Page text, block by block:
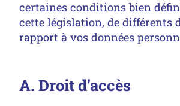
certaines conditions bien
cette législation, de différents
rapport à vos données
A. Droit d’accès